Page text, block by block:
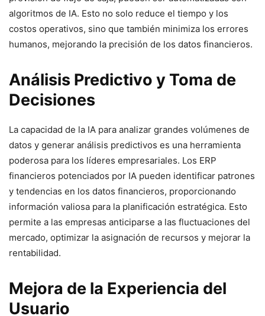
algoritmos de IA. Esto no solo reduce el tiempo y los
costos operativos, sino que también minimiza los errores
humanos, mejorando la precisión de los datos financieros.
Análisis Predictivo y Toma de
Decisiones
La capacidad de la IA para analizar grandes volúmenes de
datos y generar análisis predictivos es una herramienta
poderosa para los líderes empresariales. Los ERP
financieros potenciados por IA pueden identificar patrones
y tendencias en los datos financieros, proporcionando
información valiosa para la planificación estratégica. Esto
permite a las empresas anticiparse a las fluctuaciones del
mercado, optimizar la asignación de recursos y mejorar la
rentabilidad.
Mejora de la Experiencia del
Usuario